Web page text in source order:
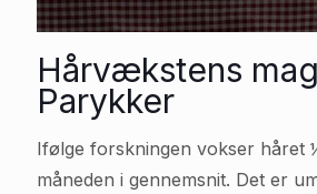
Hårvækstens
Parykker
Ifølge forskningen vokser håret
måneden i gennemsnit. Det er